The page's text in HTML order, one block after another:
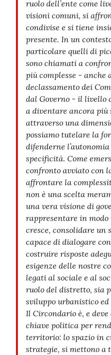
ruolo dell’ente come
visioni comuni, si
condivise e si tiene
presente. In un
particolare quelli di
sono chiamati a
più complesse - anche
declassamento dei
dal Governo - il livello
a diventare ancora più
attraverso una
possiamo tutelare la
difenderne
specificità. Come
confronto avviato con
affrontare la
non è una scelta
una vera visione di
rappresentare in
cresce, consolidare un
capace di dialogare
costruire risposte
esigenze delle nostre
legati al sociale e al
ruolo del distretto, sia
sviluppo urbanistico
Il Circondario è, e
chiave politica per
territorio: lo spazio in
strategie, si mettono a